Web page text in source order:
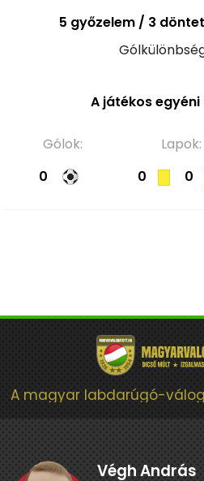
5 győzelem / 3
A játékos
Gólok:
0
Lapok:
0
0
A magyar labdarúgó-
Végh András